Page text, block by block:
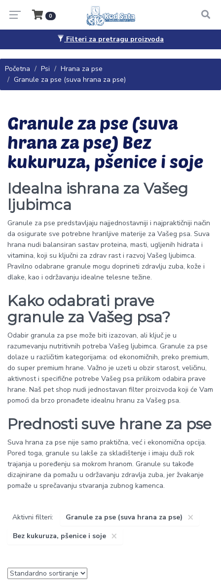
0
Pitanja, saveti i porudžbine 065/4444-040
Početna Psi
Hrana za pse
Granule za pse (suva hrana za pse)
Filteri za pretragu proizvoda
Granule za pse (suva
hrana za pse) Bez
kukuruza, pšenice i soje
Idealna ishrana za Vašeg
ljubimca
Granule za pse predstavljaju najjednostavniji i najpraktičniji način
da osigurate sve potrebne hranljive materije za Vašeg psa. Suva
hrana nudi balansiran sastav proteina, masti, ugljenih hidrata i
vitamina, koji su ključni za zdrav rast i razvoj Vašeg ljubimca.
Pravilno odabrane granule mogu doprineti zdravlju zuba, kože i
dlake, kao i održavanju idealne telesne težine.
Kako odabrati prave
granule za Vašeg psa?
Odabir granula za pse može biti izazovan, ali ključ je u
razumevanju nutritivnih potreba Vašeg ljubimca. Granule za pse
dolaze u različitim kategorijama: od ekonomičnih, preko premium,
do super premium hrane. Važno je uzeti u obzir starost, veličinu,
aktivnost i specifične potrebe Vašeg psa prilikom odabira prave
hrane. Naš pet shop nudi jednostavan filter proizvoda koji će Vam
pomoći da brzo pronađete idealnu hranu za Vašeg psa.
Prednosti suve hrane za pse
Suva hrana za pse nije samo praktična, već i ekonomična opcija.
Pored toga, granule su lakše za skladištenje i imaju duži rok
trajanja u poređenju sa mokrom hranom. Granule su takođe
dizajnirane da pomažu u održavanju zdravlja zuba, jer žvakanje
pomaže u sprečavanju stvaranja zubnog kamenca.
Aktivni filteri: ×
Granule za pse (suva hrana za pse)
×
Bez kukuruza, pšenice i soje